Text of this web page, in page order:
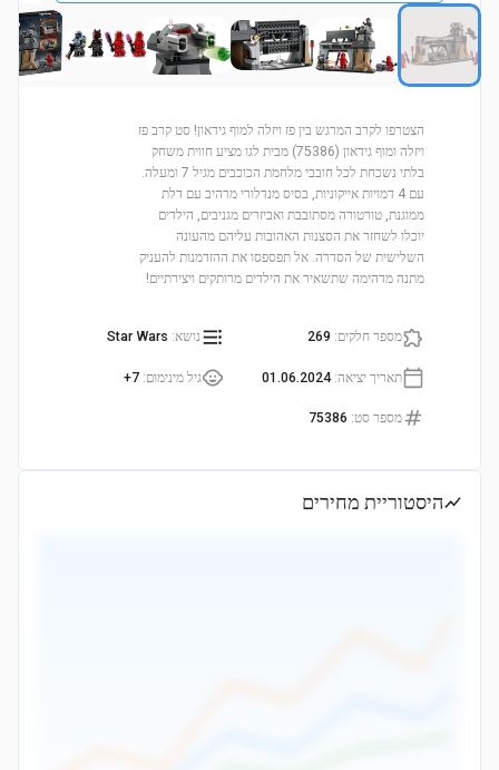
הצטרפו לקרב המרגש בין פז ויזלה למוף גידאון! סט קרב פז
ויזלה ומוף גידאון (75386) מבית לגו מציע חווית משחק
בלתי נשכחת לכל חובבי מלחמת הכוכבים מגיל 7 ומעלה.
עם 4 דמויות אייקוניות, בסיס מנדלורי מרהיב עם דלת
ממוגנת, טורטורה מסתובבת ואביזרים מגניבים, הילדים
יוכלו לשחזר את הסצנות האהובות עליהם מהעונה
השלישית של הסדרה. אל תפספסו את ההזדמנות להעניק
מתנה מדהימה שתשאיר את הילדים מרותקים ויצירתיים!
מספר חלקים:
269 נושא:
Star Wars
תאריך יציאה:
01.06.2024 גיל מינימום:
7+
מספר סט:
75386
היסטוריית מחירים